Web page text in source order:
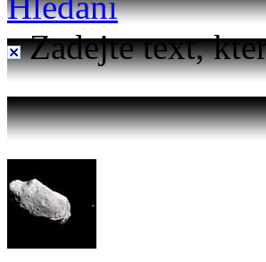
Zadejte text,